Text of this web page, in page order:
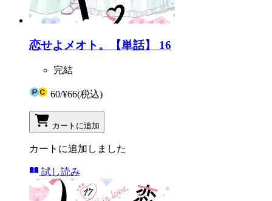
恋せよメオト。【単話】 16
完結
60/¥66(税込)
カートに追加
カートに追加しました
試し読み